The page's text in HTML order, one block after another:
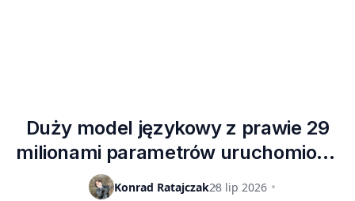
Duży model językowy z prawie 29
milionami parametrów uruchomiony
na mikrokontrolerze wartym 8
Konrad Ratajczak28 lip 2026